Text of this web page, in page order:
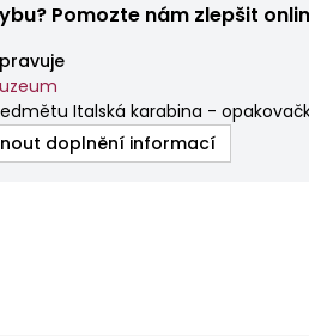
Pomozte nám zlepšit
Italská karabina -
doplnění informací